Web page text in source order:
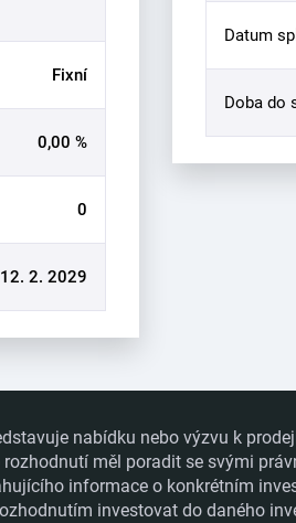
Fixní
0,00 %
0
12. 2. 2029
Datum
Doba do
nabídku nebo výzvu k
měl poradit se svými
informace o konkrétním
investovat do daného